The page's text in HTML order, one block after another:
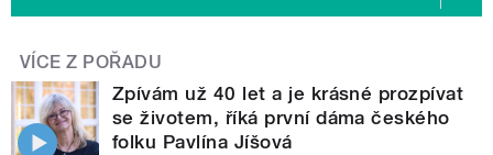
VÍCE Z POŘADU
Zpívám už 40 let a je krásné prozpívat
se životem, říká první dáma českého
folku Pavlína Jíšová